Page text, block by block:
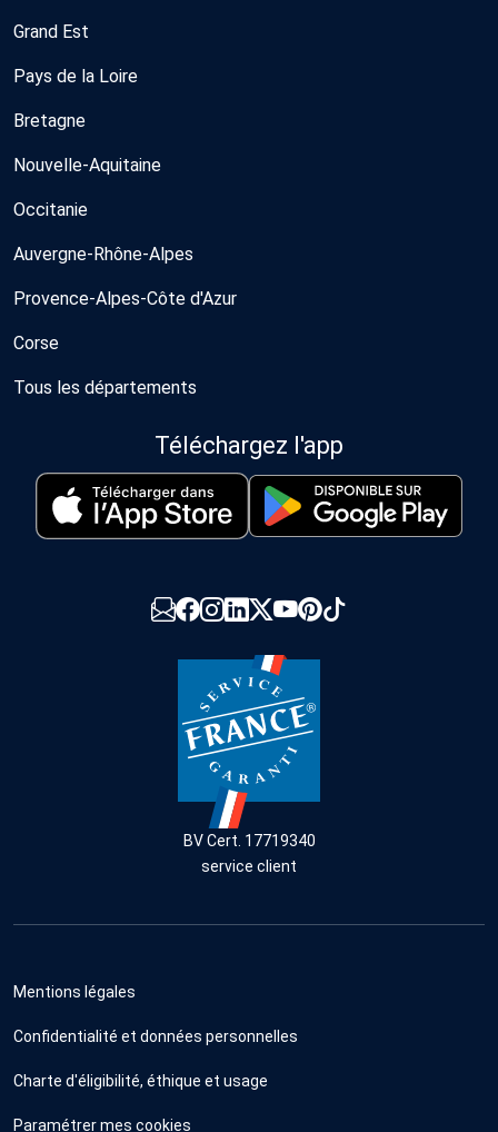
Grand Est
Pays de la Loire
Bretagne
Nouvelle-Aquitaine
Occitanie
Auvergne-Rhône-Alpes
Provence-Alpes-Côte d'Azur
Corse
Tous les départements
Téléchargez l'app
BV Cert. 17719340
service client
Mentions légales
Confidentialité et données personnelles
Charte d'éligibilité, éthique et usage
Paramétrer mes cookies